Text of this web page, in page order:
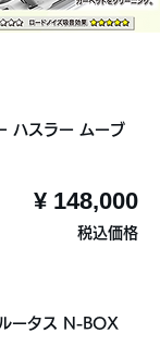
ハスラー ムーブ
¥ 148,000
税込価格
ータス N-BOX